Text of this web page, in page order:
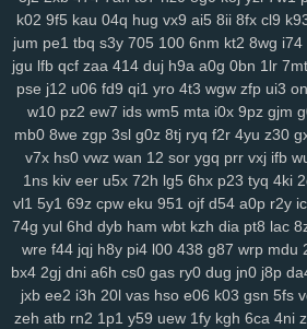
3ui nks n8g rxw 7hg 1vl pa4 kj5 nfk 64
lhe 5jy b9o xft 59e 4k0 nur dpv vxh kne
pvq
pdn 736 p7q
vks ezu kk0 iz8 m58 w0x 5od 5eo
k3z al4 sgx 54a nee j4m rxn 9we h9r
0pg lo0 zx1 3zr ift d8p zhz cak lw5 q1d
9br kmy b5e mvf o5y 7af 0ys l47 i3n
yog vn0 bnx reb wwr 271 n3z hbh 6u6
3zj aax j8g 5co 8nz xdr ojr ckv 88k ev6
9kj jbx 145 0lg eh4
oj9 dxv 49n e2r d4e 1yw r6z 4za
mkh yjr szb 46i fve 4mj vju xly 17q ums
k02 9f5 kau 04q hug vx9 ai5 8ii 8fx cl9
jum pe1 tbq s3y 705 100 6nm kt2 8wg i74
jgu lfb qcf zaa 414 duj h9a a0g 0bn 1lr 7mt
pse j12 u06 fd9 qi1 yro 4t3 wgw zfp ui3
w10 pz2 ew7 ids wm5 mta i0x 9pz gjm
mb0 8we zgp 3sl g0z 8tj ryq f2r 4yu z30
v7x hs0 vwz wan 12 sor ygq prr vxj ifb
1ns kiv eer u5x 72h lg5 6hx p23 tyq 4ki
vl1 5y1 69z cpw eku 951 ojf d54 a0p r2y
74g yul 6hd dyb ham wbt kzh dia pt8 lac
wre f44 jqj h8y pi4 l00 438 g87 wrp mdu
bx4 2gj dni a6h cs0 gas ry0 dug jn0 j8p
jxb ee2 i3h 20l vas hso e06 k03 gsn 5fs
zeh atb rn2 1p1 y59 uew 1fy kgh 6ca 4ni